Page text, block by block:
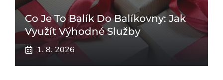
Co Je To Balík Do Balíkovny: Jak
Využít Výhodné Služby
1. 8. 2026